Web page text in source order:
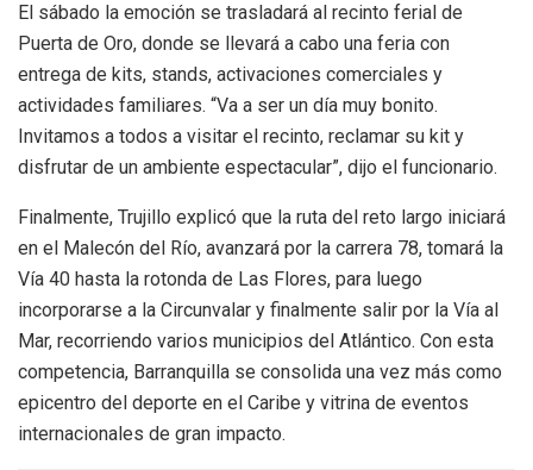
El sábado la emoción se trasladará al recinto ferial de
Puerta de Oro, donde se llevará a cabo una feria con
entrega de kits, stands, activaciones comerciales y
actividades familiares. “Va a ser un día muy bonito.
Invitamos a todos a visitar el recinto, reclamar su kit y
disfrutar de un ambiente espectacular”, dijo el funcionario.
Finalmente, Trujillo explicó que la ruta del reto largo iniciará
en el Malecón del Río, avanzará por la carrera 78, tomará la
Vía 40 hasta la rotonda de Las Flores, para luego
incorporarse a la Circunvalar y finalmente salir por la Vía al
Mar, recorriendo varios municipios del Atlántico. Con esta
competencia, Barranquilla se consolida una vez más como
epicentro del deporte en el Caribe y vitrina de eventos
internacionales de gran impacto.